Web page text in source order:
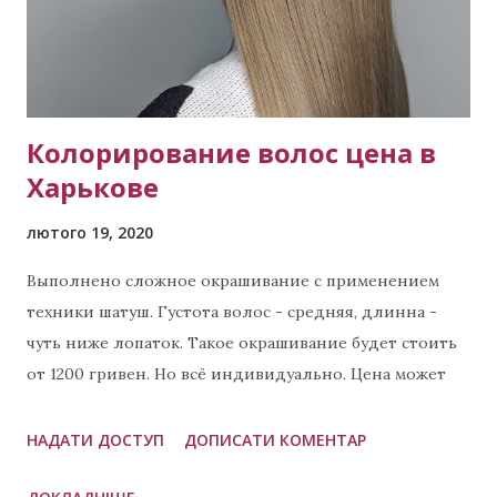
Колорирование волос цена в
Харькове
лютого 19, 2020
Выполнено сложное окрашивание с применением
техники шатуш. Густота волос - средняя, длинна -
чуть ниже лопаток. Такое окрашивание будет стоить
от 1200 гривен. Но всё индивидуально. Цена может
длинна будет короче. Звоните сейчас Мастер
НАДАТИ ДОСТУП ДОПИСАТИ КОМЕНТАР